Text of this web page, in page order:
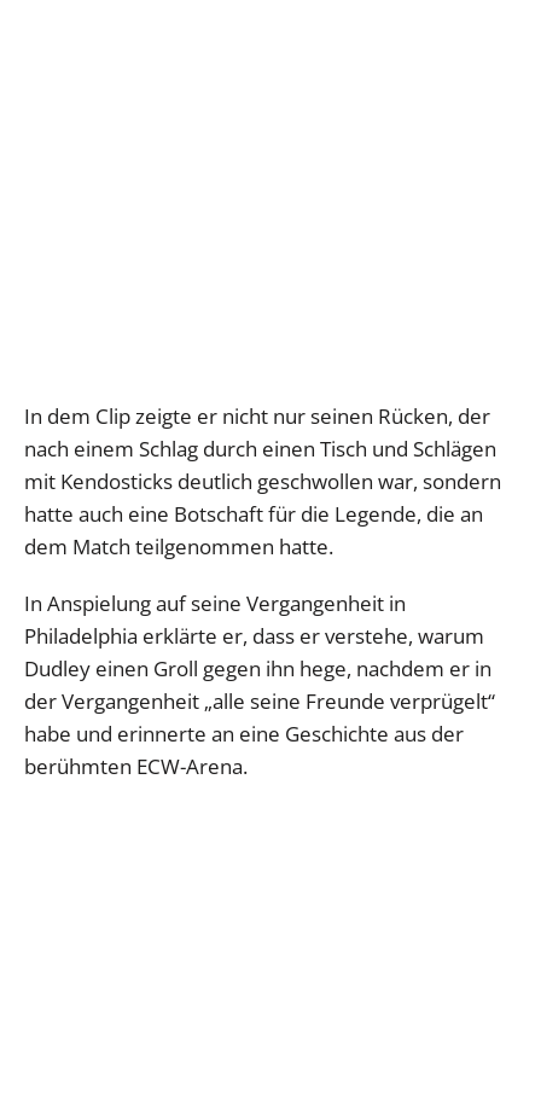
In dem Clip zeigte er nicht nur seinen Rücken, der
nach einem Schlag durch einen Tisch und Schlägen
mit Kendosticks deutlich geschwollen war, sondern
hatte auch eine Botschaft für die Legende, die an
dem Match teilgenommen hatte.
In Anspielung auf seine Vergangenheit in
Philadelphia erklärte er, dass er verstehe, warum
Dudley einen Groll gegen ihn hege, nachdem er in
der Vergangenheit „alle seine Freunde verprügelt“
habe und erinnerte an eine Geschichte aus der
berühmten ECW-Arena.